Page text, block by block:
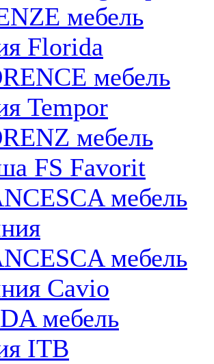
мебель
Florida
мебель
Tempor
мебель
FS Favorit
мебель
мебель
Cavio
мебель
ITB